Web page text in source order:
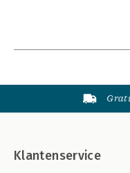
Klantenservice